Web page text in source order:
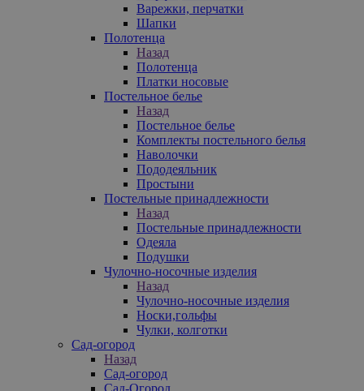
Варежки, перчатки
Шапки
Полотенца
Назад
Полотенца
Платки носовые
Постельное белье
Назад
Постельное белье
Комплекты постельного белья
Наволочки
Пододеяльник
Простыни
Постельные принадлежности
Назад
Постельные принадлежности
Одеяла
Подушки
Чулочно-носочные изделия
Назад
Чулочно-носочные изделия
Носки,гольфы
Чулки, колготки
Сад-огород
Назад
Сад-огород
Сад-Огород